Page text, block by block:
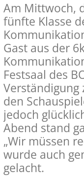
Am Mittwoch,
fünfte Klasse
Gast aus der
Festsaal des
Verständigung
den
jedoch
Abend stand
„Wir müssen
wurde auch
gelacht.